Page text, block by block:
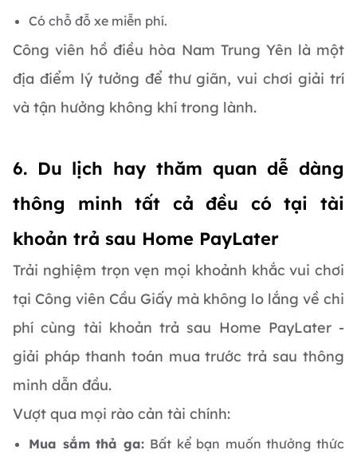
Có chỗ đỗ xe miễn phí.
Công viên hồ điều hòa Nam Trung Yên là một
địa điểm lý tưởng để thư giãn, vui chơi giải trí
và tận hưởng không khí trong lành.
6. Du lịch hay thăm quan dễ dàng
thông minh tất cả đều có tại tài
khoản trả sau Home PayLater
Trải nghiệm trọn vẹn mọi khoảnh khắc vui chơi
tại Công viên Cầu Giấy mà không lo lắng về chi
phí cùng tài khoản trả sau Home PayLater -
giải pháp thanh toán mua trước trả sau thông
minh dẫn đầu.
Vượt qua mọi rào cản tài chính:
Mua sắm thả ga: Bất kể bạn muốn thưởng thức